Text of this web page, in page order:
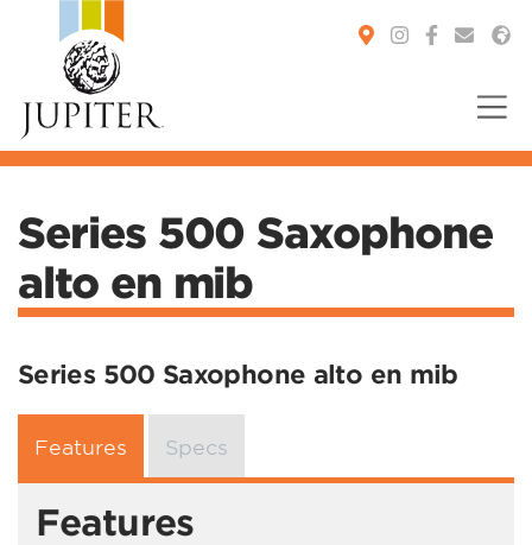
Series 500 Saxophone
alto en mib
Series 500 Saxophone alto en mib
Features Specs
Features